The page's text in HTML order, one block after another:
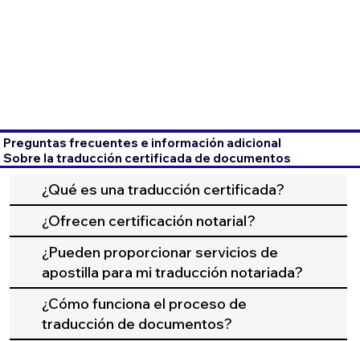
Preguntas frecuentes e información adicional
Sobre la traducción certificada de documentos
¿Qué es una traducción certificada?
¿Ofrecen certificación notarial?
¿Pueden proporcionar servicios de
apostilla para mi traducción notariada?
¿Cómo funciona el proceso de
traducción de documentos?